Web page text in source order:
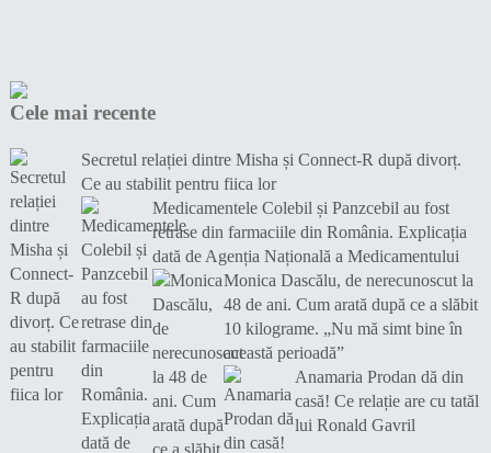
Cele mai recente
Secretul relației dintre Misha și Connect-R după divorț.
Ce au stabilit pentru fiica lor
Medicamentele Colebil și Panzcebil au fost
retrase din farmaciile din România. Explicația
dată de Agenția Națională a Medicamentului
Monica Dascălu, de nerecunoscut la
48 de ani. Cum arată după ce a slăbit
10 kilograme. „Nu mă simt bine în
această perioadă”
Anamaria Prodan dă din
casă! Ce relație are cu tatăl
lui Ronald Gavril